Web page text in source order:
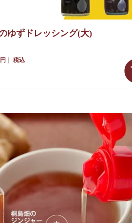
ゆずドレッシング(大)
税込